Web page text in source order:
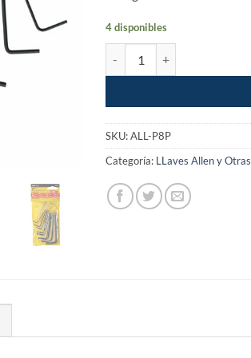
4 disponibles
SKU:ALL-P8P
Categoría: LLaves Allen y Otras